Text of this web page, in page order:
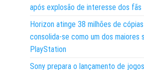
após explosão de interesse dos fãs
Horizon atinge 38 milhões de
consolida-se como um dos maiores
PlayStation
Sony prepara o lançamento de